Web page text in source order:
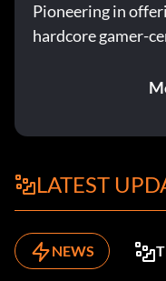
Pioneering in
hardcore gamer-
LATEST
NEWS